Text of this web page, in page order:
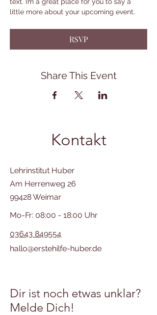
little more about your upcoming event.
RSVP
Share This Event
Kontakt
Lehrinstitut Huber
Am Herrenweg 26
99428 Weimar
Mo-Fr: 08:00 - 18:00 Uhr
03643 849554
hallo@erstehilfe-huber.de
Dir ist noch etwas unklar?
Melde Dich!